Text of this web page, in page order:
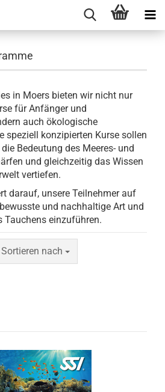
in Moers bieten wir nicht nur
für Anfänger und
auch ökologische
speziell konzipierten Kurse sollen
Bedeutung des Meeres- und
und gleichzeitig das Wissen
vertiefen.
darauf, unsere Teilnehmer auf
und nachhaltige Art und
Tauchens einzuführen.
Sortieren nach
Sortieren nach